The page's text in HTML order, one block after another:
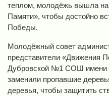
теплом, молодёжь вышла на
Памяти», чтобы достойно
Победы.
Молодёжный совет
представители
Дубровской №1 СОШ имени
заменили пропавшие
деревья, чтобы защитить